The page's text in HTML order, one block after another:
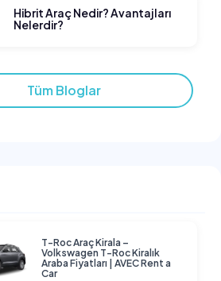
Hibrit Araç Nedir? Avantajları
Nelerdir?
Tüm Bloglar
T-Roc Araç Kirala –
Volkswagen T-Roc Kiralık
Araba Fiyatları | AVEC Rent a
Car